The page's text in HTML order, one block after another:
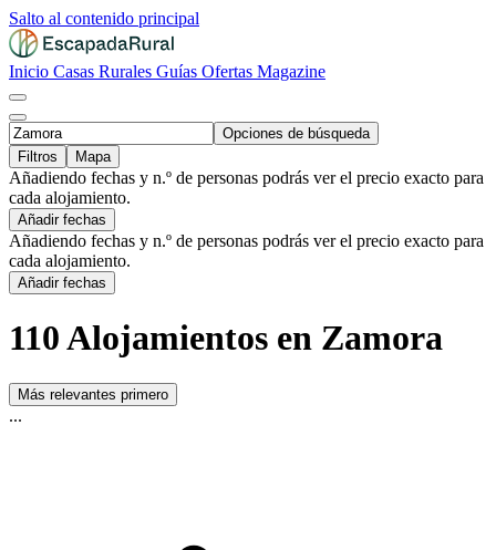
Salto al contenido principal
Inicio Casas Rurales Guías Ofertas Magazine
Opciones de búsqueda
Filtros
Mapa
Añadiendo fechas y n.º de personas podrás ver el precio exacto para
cada alojamiento.
Añadir fechas
Añadiendo fechas y n.º de personas podrás ver el precio exacto para
cada alojamiento.
Añadir fechas
110 Alojamientos en Zamora
Más relevantes primero
...